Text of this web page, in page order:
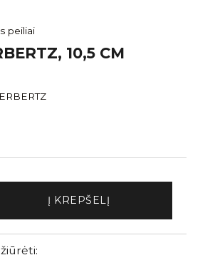
peiliai
10,5 CM
Į KREPŠELĮ